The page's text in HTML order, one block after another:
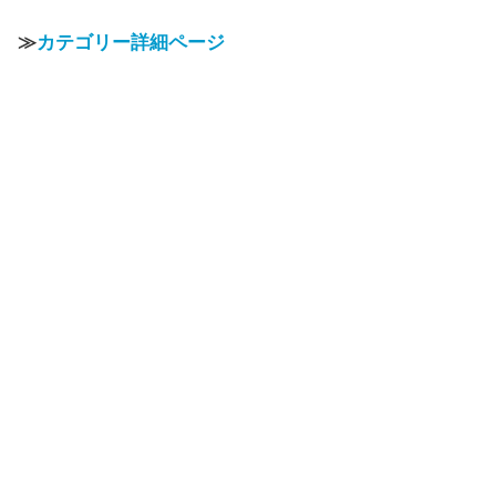
≫カテゴリー詳細ページ